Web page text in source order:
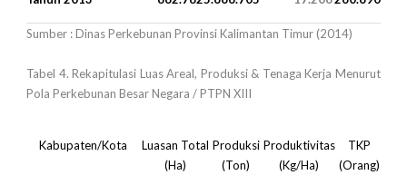
Sumber : Dinas Perkebunan Provinsi Kalimantan Timur (2014)
Tabel 4. Rekapitulasi Luas Areal, Produksi & Tenaga Kerja Menurut
Pola Perkebunan Besar Negara / PTPN XIII
Kabupaten/Kota
Luasan Total
(Ha)
Produksi
(Ton)
Produktivitas
(Kg/Ha)
TKP
(Orang)